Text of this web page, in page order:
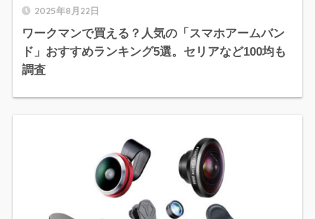
2025年8月22日
ワークマンで買える？人気の「スマホアームバン
ド」おすすめランキング5選。セリアなど100均も
調査